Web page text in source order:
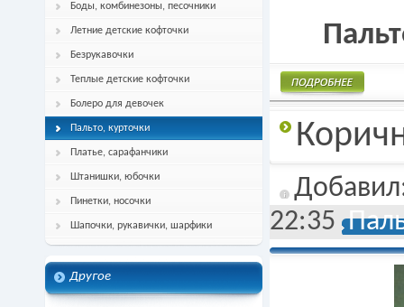
Боды, комбинезоны, песочники
Летние детские кофточки
Безрукавочки
Теплые детские кофточки
Болеро для девочек
Пальто, курточки
Платье, сарафанчики
Штанишки, юбочки
Пинетки, носочки
Шапочки, рукавички, шарфики
Другое
22:35